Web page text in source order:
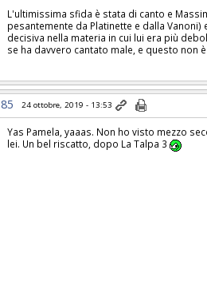
L'ultimissima sfida è stata di canto e
pesantemente da Platinette e dalla
decisiva nella materia in cui lui era più
se ha davvero cantato male, e questo non
85 24 ottobre, 2019 - 13:53
Yas Pamela, yaaas. Non ho visto mezzo
lei. Un bel riscatto, dopo La Talpa 3